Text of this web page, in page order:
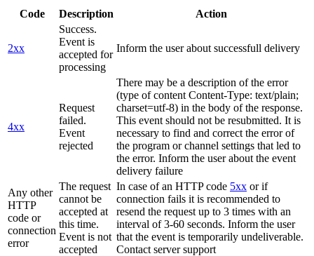
Code Description Action
2xx
Success.
Event is
accepted for
processing
Inform the user about successfull delivery
4xx
Request
failed.
Event
rejected
There may be a description of the error
(type of content Content-Type: text/plain;
charset=utf-8) in the body of the response.
This event should not be resubmitted. It is
necessary to find and correct the error of
the program or channel settings that led to
the error. Inform the user about the event
delivery failure
Any other
HTTP
code or
connection
error
The request
cannot be
accepted at
this time.
Event is not
accepted
In case of an HTTP code 5xx or if
connection fails it is recommended to
resend the request up to 3 times with an
interval of 3-60 seconds. Inform the user
that the event is temporarily undeliverable.
Contact server support